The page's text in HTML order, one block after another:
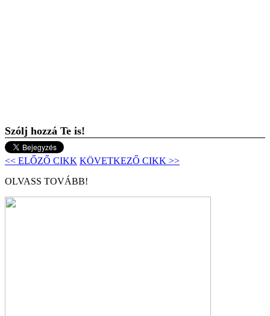
Szólj hozzá Te is!
<< ELŐZŐ CIKK KÖVETKEZŐ CIKK >>
OLVASS TOVÁBB!